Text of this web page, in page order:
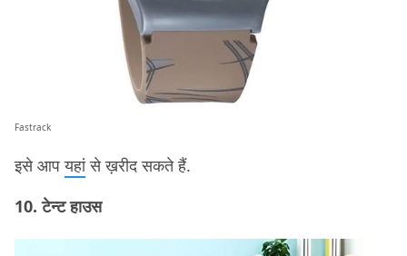
Fastrack
इसे आपयहांसे ख़रीद सकते हैं.
10. टेन्ट हाउस